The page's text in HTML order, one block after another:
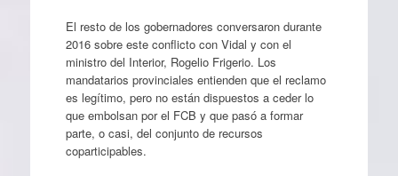
El resto de los gobernadores conversaron durante
2016 sobre este conflicto con Vidal y con el
ministro del Interior, Rogelio Frigerio. Los
mandatarios provinciales entienden que el reclamo
es legítimo, pero no están dispuestos a ceder lo
que embolsan por el FCB y que pasó a formar
parte, o casi, del conjunto de recursos
coparticipables.